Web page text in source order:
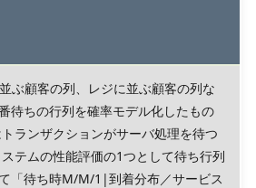
ぶ顧客の列、レジに並ぶ顧客の列な
待ちの行列を確率モデル化したもの
ランザクションがサーバ処理を待つ
テムの性能評価の1つとして待ち行列
「待ち時M/M/1|到着分布／サービス